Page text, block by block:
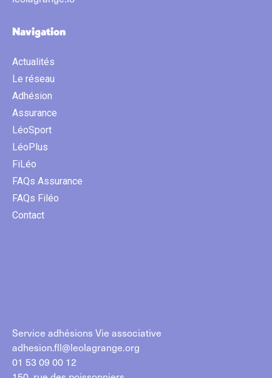
Navigation
Actualités
Le réseau
Adhésion
Assurance
LéoSport
LéoPlus
FiLéo
FAQs Assurance
FAQs Filéo
Contact
Service adhésions Vie associative
adhesion.fll@leolagrange.org
01 53 09 00 12